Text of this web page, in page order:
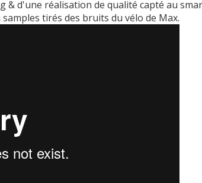
& d'une réalisation de qualité capté au
tirés des bruits du vélo de Max.